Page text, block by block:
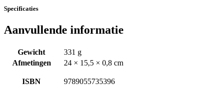
Specificaties
Aanvullende informatie
Gewicht
331 g
Afmetingen
24 × 15,5 × 0,8 cm
ISBN 9789055735396